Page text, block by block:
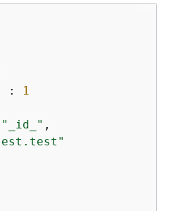
:
1
"_id_" ,